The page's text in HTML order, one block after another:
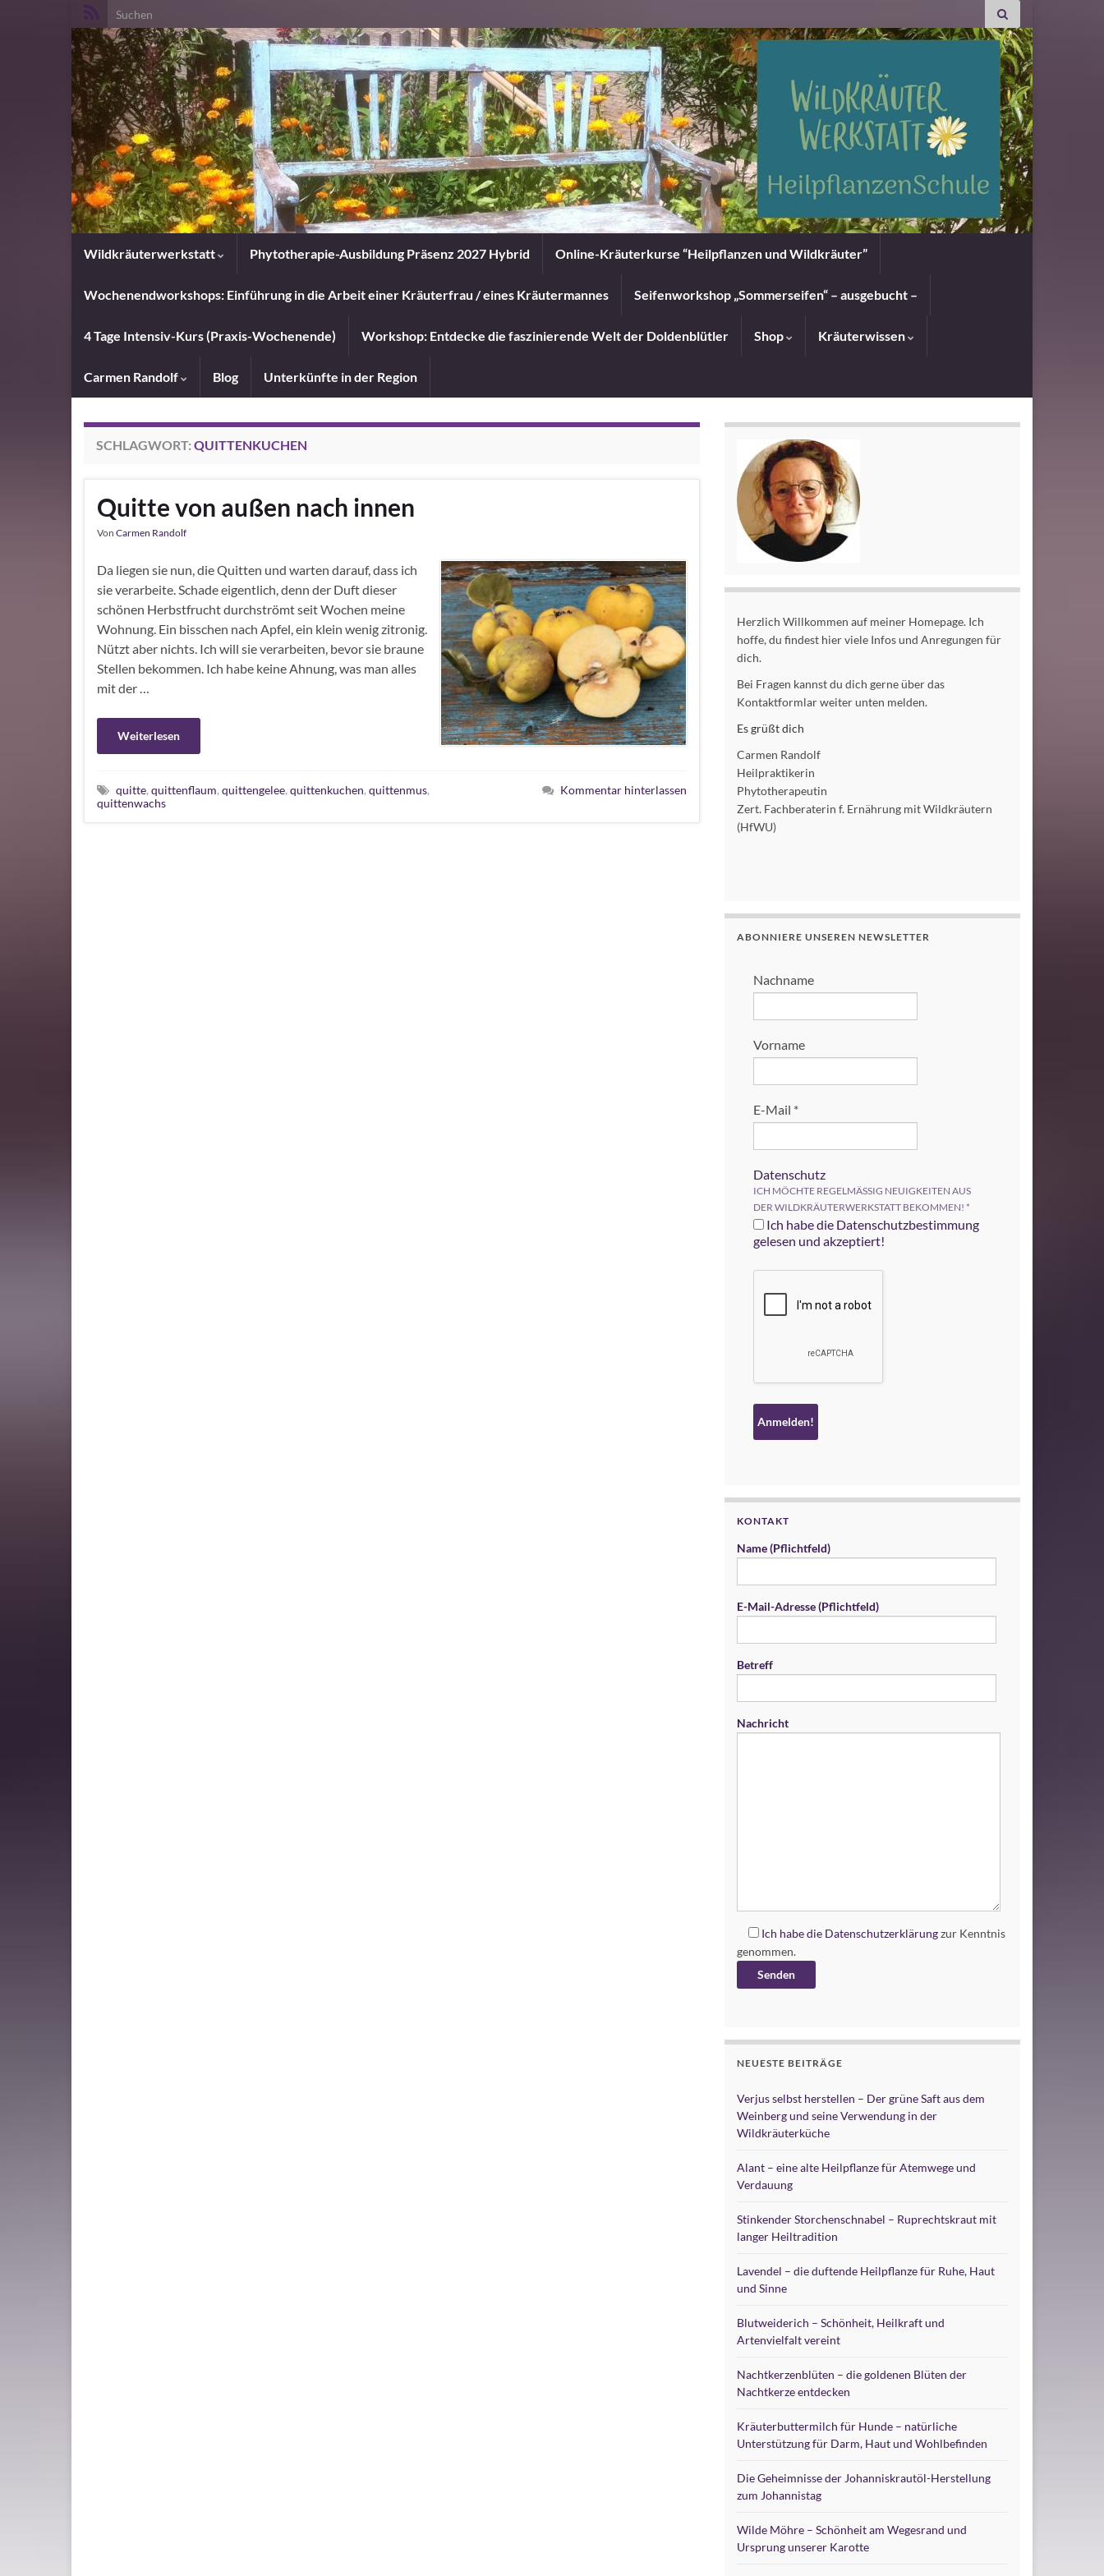
Search for:
Wildkräuterwerkstatt Phytotherapie-Ausbildung Präsenz 2027 Hybrid Online-Kräuterkurse “Heilpflanzen und Wildkräuter”
Wochenendworkshops: Einführung in die Arbeit einer Kräuterfrau / eines Kräutermannes Seifenworkshop „Sommerseifen“ – ausgebucht –
4 Tage Intensiv-Kurs (Praxis-Wochenende) Workshop: Entdecke die faszinierende Welt der Doldenblütler Shop Kräuterwissen
Carmen Randolf Blog Unterkünfte in der Region
SCHLAGWORT: QUITTENKUCHEN
Quitte von außen nach innen
Von Carmen Randolf
Da liegen sie nun, die Quitten und warten darauf, dass ich
sie verarbeite. Schade eigentlich, denn der Duft dieser
schönen Herbstfrucht durchströmt seit Wochen meine
Wohnung. Ein bisschen nach Apfel, ein klein wenig zitronig.
Nützt aber nichts. Ich will sie verarbeiten, bevor sie braune
Stellen bekommen. Ich habe keine Ahnung, was man alles
mit der …
Weiterlesen
quitte, quittenflaum, quittengelee, quittenkuchen, quittenmus,
quittenwachs
Kommentar hinterlassen
Herzlich Willkommen auf meiner Homepage. Ich
hoffe, du findest hier viele Infos und Anregungen für
dich.
Bei Fragen kannst du dich gerne über das
Kontaktformlar weiter unten melden.
Es grüßt dich
Carmen Randolf
Heilpraktikerin
Phytotherapeutin
Zert. Fachberaterin f. Ernährung mit Wildkräutern
(HfWU)
ABONNIERE UNSEREN NEWSLETTER
Nachname
Vorname
E-Mail *
Datenschutz
ICH MÖCHTE REGELMÄSSIG NEUIGKEITEN AUS
DER WILDKRÄUTERWERKSTATT BEKOMMEN! *
Ich habe die Datenschutzbestimmung
gelesen und akzeptiert!
KONTAKT
Name (Pflichtfeld)
E-Mail-Adresse (Pflichtfeld)
Betreff
Nachricht
Ich habe die Datenschutzerklärungzur Kenntnis
genommen.
NEUESTE BEITRÄGE
Verjus selbst herstellen – Der grüne Saft aus dem
Weinberg und seine Verwendung in der
Wildkräuterküche
Alant – eine alte Heilpflanze für Atemwege und
Verdauung
Stinkender Storchenschnabel – Ruprechtskraut mit
langer Heiltradition
Lavendel – die duftende Heilpflanze für Ruhe, Haut
und Sinne
Blutweiderich – Schönheit, Heilkraft und
Artenvielfalt vereint
Nachtkerzenblüten – die goldenen Blüten der
Nachtkerze entdecken
Kräuterbuttermilch für Hunde – natürliche
Unterstützung für Darm, Haut und Wohlbefinden
Die Geheimnisse der Johanniskrautöl-Herstellung
zum Johannistag
Wilde Möhre – Schönheit am Wegesrand und
Ursprung unserer Karotte